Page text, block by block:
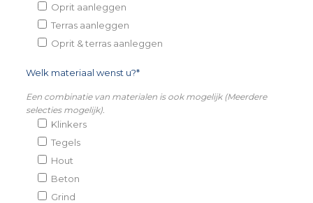
Oprit aanleggen
Terras aanleggen
Oprit & terras aanleggen
Welk materiaal wenst u?*
Een combinatie van materialen is ook mogelijk (Meerdere
selecties mogelijk).
Klinkers
Tegels
Hout
Beton
Grind